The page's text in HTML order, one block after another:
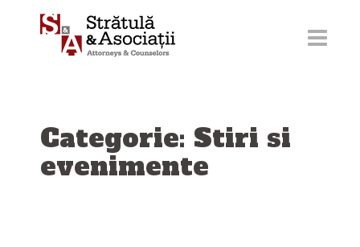
Categorie: Stiri si
evenimente